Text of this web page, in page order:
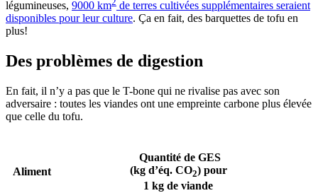
légumineuses, 9000 km
de terres cultivées supplémentaires seraient
disponibles pour leur culture. Ça en fait, des barquettes de tofu en
plus!
Des problèmes de digestion
En fait, il n’y a pas que le T-bone qui ne rivalise pas avec son
adversaire : toutes les viandes ont une empreinte carbone plus élevée
que celle du tofu.
Aliment
Quantité de GES
(kg d’éq. CO2) pour
1 kg de viande